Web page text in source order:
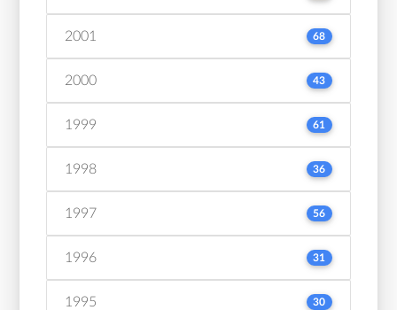
2001 68
2000 43
1999 61
1998 36
1997 56
1996 31
1995 30